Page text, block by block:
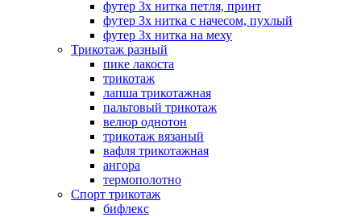
футер 3х нитка петля, принт
футер 3х нитка с начесом, пухлый
футер 3х нитка на меху
Трикотаж разный
пике лакоста
трикотаж
лапша трикотажная
пальтовый трикотаж
велюр однотон
трикотаж вязаный
вафля трикотажная
ангора
термополотно
Спорт трикотаж
бифлекс